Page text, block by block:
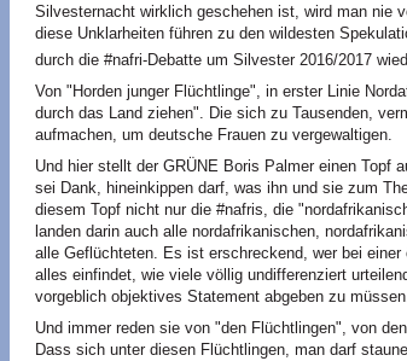
Silvesternacht wirklich geschehen ist, wird man nie
diese Unklarheiten führen zu den wildesten
durch die #nafri-Debatte um Silvester 2016/2017
Von "Horden junger Flüchtlinge", in erster Linie
durch das Land ziehen". Die sich zu Tausenden,
aufmachen, um deutsche Frauen zu vergewaltigen.
Und hier stellt der GRÜNE Boris Palmer einen Topf
sei Dank, hineinkippen darf, was ihn und sie zum
diesem Topf nicht nur die #nafris, die
landen darin auch alle nordafrikanischen,
alle Geflüchteten. Es ist erschreckend, wer bei
alles einfindet, wie viele völlig undifferenziert
vorgeblich objektives Statement abgeben zu
Und immer reden sie von "den Flüchtlingen", von
Dass sich unter diesen Flüchtlingen, man darf